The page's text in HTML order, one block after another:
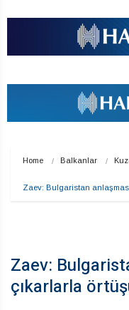
Home Balkanlar
Zaev: Bulgaristan
Zaev:
çıkarlarla